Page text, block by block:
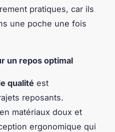
pratiques, car ils
une poche une fois
un repos optimal
qualité est
reposants.
matériaux doux et
ergonomique qui